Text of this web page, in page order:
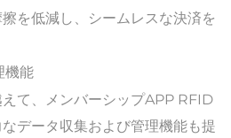
を低減し、シームレスな決済を
機能
て、メンバーシップAPP RFID
データ収集および管理機能も提